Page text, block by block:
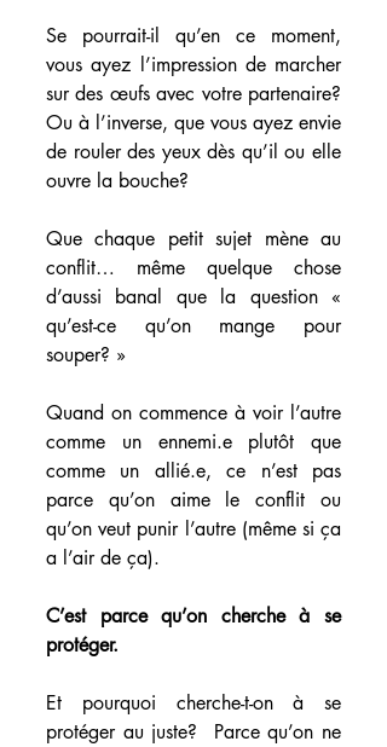
Se pourrait-il qu’en ce moment,
vous ayez l’impression de marcher
sur des œufs avec votre partenaire?
Ou à l’inverse, que vous ayez envie
de rouler des yeux dès qu’il ou elle
ouvre la bouche?
Que chaque petit sujet mène au
conflit… même quelque chose
d’aussi banal que la question «
qu’est-ce qu’on mange pour
souper? »
Quand on commence à voir l’autre
comme un ennemi.e plutôt que
comme un allié.e, ce n’est pas
parce qu’on aime le conflit ou
qu’on veut punir l’autre (même si ça
a l’air de ça).
C’est parce qu’on cherche à se
protéger.
Et pourquoi cherche-t-on à se
protéger au juste?  Parce qu’on ne